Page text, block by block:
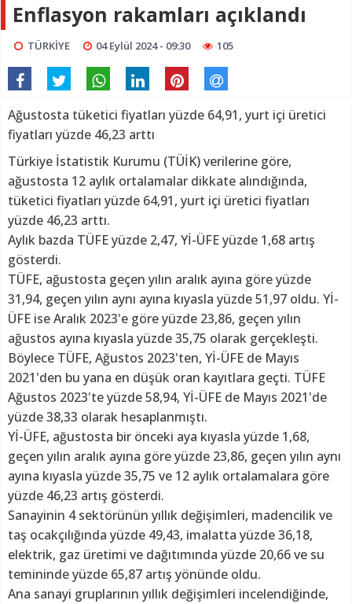
Enflasyon rakamları açıklandı
TÜRKİYE 04 Eylül 2024 - 09:30 105
Ağustosta tüketici fiyatları yüzde 64,91, yurt içi üretici
fiyatları yüzde 46,23 arttı
Türkiye İstatistik Kurumu (TÜİK) verilerine göre,
ağustosta 12 aylık ortalamalar dikkate alındığında,
tüketici fiyatları yüzde 64,91, yurt içi üretici fiyatları
yüzde 46,23 arttı.
Aylık bazda TÜFE yüzde 2,47, Yİ-ÜFE yüzde 1,68 artış
gösterdi.
TÜFE, ağustosta geçen yılın aralık ayına göre yüzde
31,94, geçen yılın aynı ayına kıyasla yüzde 51,97 oldu. Yİ-
ÜFE ise Aralık 2023'e göre yüzde 23,86, geçen yılın
ağustos ayına kıyasla yüzde 35,75 olarak gerçekleşti.
Böylece TÜFE, Ağustos 2023'ten, Yİ-ÜFE de Mayıs
2021'den bu yana en düşük oran kayıtlara geçti. TÜFE
Ağustos 2023'te yüzde 58,94, Yİ-ÜFE de Mayıs 2021'de
yüzde 38,33 olarak hesaplanmıştı.
Yİ-ÜFE, ağustosta bir önceki aya kıyasla yüzde 1,68,
geçen yılın aralık ayına göre yüzde 23,86, geçen yılın aynı
ayına kıyasla yüzde 35,75 ve 12 aylık ortalamalara göre
yüzde 46,23 artış gösterdi.
Sanayinin 4 sektörünün yıllık değişimleri, madencilik ve
taş ocakçılığında yüzde 49,43, imalatta yüzde 36,18,
elektrik, gaz üretimi ve dağıtımında yüzde 20,66 ve su
temininde yüzde 65,87 artış yönünde oldu.
Ana sanayi gruplarının yıllık değişimleri incelendiğinde,